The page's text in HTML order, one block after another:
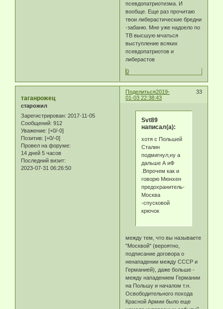
псевдопатриотизма. И
вообще. Еще раз прочитаю
твои либерастические бредни
-забаню. Мне уже надоело по
ТВ высшую мчаться
выступление всяких
псевдопатриотов и
либерастов
0
Поделиться 33
2019-
01-03 22:38:43
таганрожец
старожил
Зарегистрирован: 2017-11-05
Сообщений: 912
Уважение: [+0/-0]
Позитив: [+0/-0]
Провел на форуме:
14 дней 5 часов
Последний визит:
2023-07-31 06:26:50
Svt89
написал(а):
хотя с Польшей
Сталин
подмигнул,ну а
дальше А иФ
.Впрочем как и
говорю Мюнхен
предохранитель-
Москва
-спусковой
крючок
между тем, что вы называете
"Москвой" (вероятно,
подписание договора о
ненападении между СССР и
Германией), даже больше -
между нападением Германии
на Польшу и началом т.н.
Освободительного похода
Красной Армии было еще